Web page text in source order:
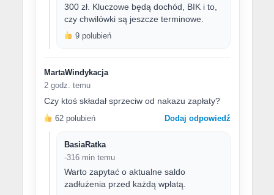
300 zł. Kluczowe będą dochód, BIK i to,
czy chwilówki są jeszcze terminowe.
9 polubień
MartaWindykacja
2 godz. temu
Czy ktoś składał sprzeciw od nakazu zapłaty?
62 polubień Dodaj odpowiedź
BasiaRatka
-316 min temu
Warto zapytać o aktualne saldo
zadłużenia przed każdą wpłatą.